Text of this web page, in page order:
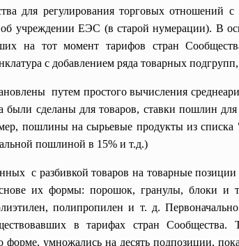
для регулирования торговых отношений с
учреждении ЕЭС (в старой нумерации). В
на тот момент тарифов стран
с добавлением ряда товарных
путем простого вычисления
сделаны для товаров, ставки пошлин
пошлины на сырьевые продукты из
пошлиной в 15% и т.д.)
с разбивкой товаров на товарные
их формы: порошок, гранулы, блоки и
полипропилен и т. д.
в тарифах стран
умножались на десять подпозиции,